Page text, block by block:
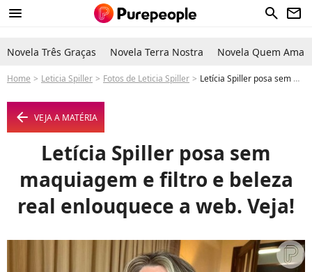
menu search newsletter
Novela Três Graças Novela Terra Nostra Novela Quem Ama
Home Leticia Spiller Fotos de Leticia Spiller Letícia Spiller posa sem maquiagem e filtro e beleza real enlouquece a web. Veja! - Foto
arrow_left VEJA A MATÉRIA
Letícia Spiller posa sem
maquiagem e filtro e beleza
real enlouquece a web. Veja!